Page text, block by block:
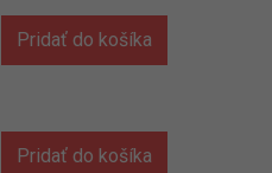
Pridať do košíka
Pridať do košíka